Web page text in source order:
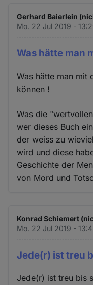
Gerhard Baierlein
Mo. 22 Jul 2019 -
Was hätte man
Was hätte man mit
können !
Was die
wer dieses Buch
der weiss zu
wird und diese
Geschichte der
von Mord und
Konrad Schiemert
Mo. 22 Jul 2019 -
Jede(r) ist treu
Jede(r) ist treu bis